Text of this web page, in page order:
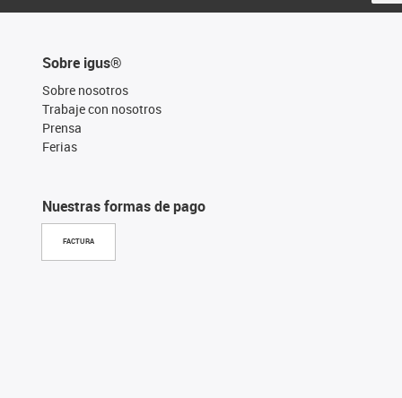
Sobre igus®
Sobre nosotros
Trabaje con nosotros
Prensa
Ferias
Nuestras formas de pago
FACTURA